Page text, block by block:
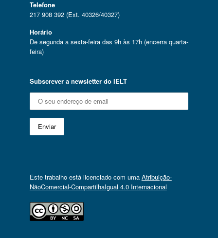
Telefone
217 908 392 (Ext. 40326/40327)
Horário
De segunda a sexta-feira das 9h às 17h (encerra quarta-
feira)
Subscrever a newsletter do IELT
Este trabalho está licenciado com uma Atribuição-
NãoComercial-CompartilhaIgual 4.0 Internacional